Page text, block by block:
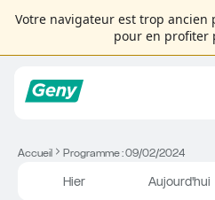
Votre navigateur est trop ancien
pour en profiter
Accueil Programme : 09/02/2024
Hier Aujourd'hui